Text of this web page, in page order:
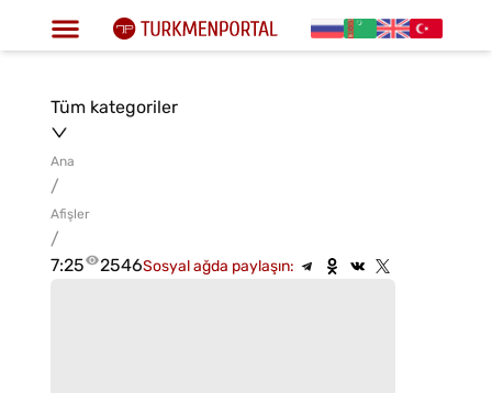
Tüm kategoriler
Ana
/
Afişler
/
7:25
2546Sosyal ağda paylaşın: